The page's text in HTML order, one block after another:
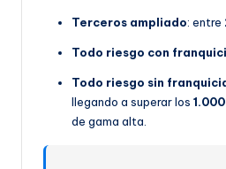
Terceros ampliado: entre
Todo riesgo con
Todo riesgo sin
llegando a superar los
de gama alta.